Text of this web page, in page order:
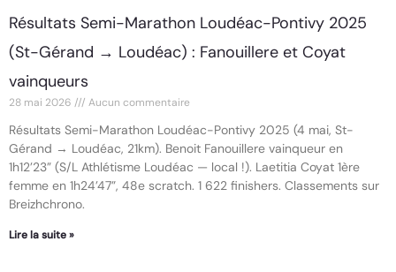
Résultats Semi-Marathon Loudéac-Pontivy 2025
(St-Gérand → Loudéac) : Fanouillere et Coyat
vainqueurs
28 mai 2026 Aucun commentaire
Résultats Semi-Marathon Loudéac-Pontivy 2025 (4 mai, St-
Gérand → Loudéac, 21km). Benoit Fanouillere vainqueur en
1h12’23” (S/L Athlétisme Loudéac — local !). Laetitia Coyat 1ère
femme en 1h24’47”, 48e scratch. 1 622 finishers. Classements sur
Breizhchrono.
Lire la suite »